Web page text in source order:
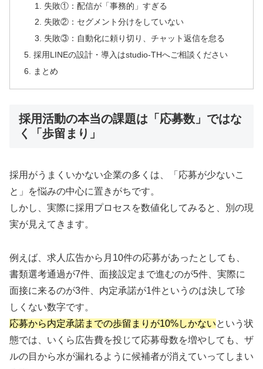
失敗①：配信が「事務的」すぎる
失敗②：セグメント分けをしていない
失敗③：自動化に頼り切り、チャット返信を怠る
採用LINEの設計・導入はstudio-THへご相談ください
まとめ
採用活動の本当の課題は「応募数」ではな
く「歩留まり」
採用がうまくいかない企業の多くは、「応募が少ないこ
と」を悩みの中心に置きがちです。
しかし、実際に採用プロセスを数値化してみると、別の現
実が見えてきます。
例えば、求人広告から月10件の応募があったとしても、
書類選考通過が7件、面接設定まで進むのが5件、実際に
面接に来るのが3件、内定承諾が1件というのは決して珍
しくない数字です。
応募から内定承諾までの歩留まりが10%しかないという状
態では、いくら広告費を投じて応募母数を増やしても、ザ
ルの目から水が漏れるように候補者が消えていってしまい